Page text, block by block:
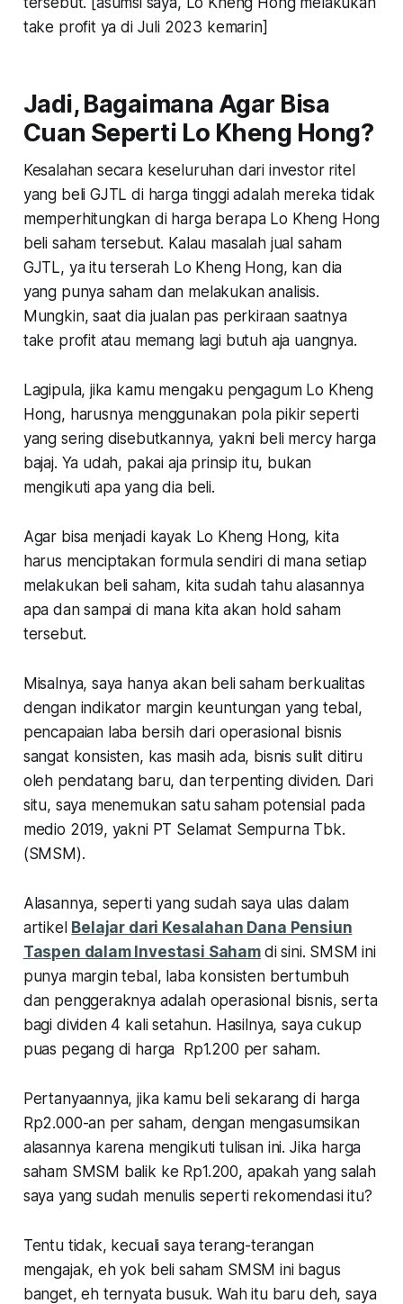
take profit ya di Juli 2023 kemarin]
Jadi, Bagaimana Agar Bisa
Cuan Seperti Lo Kheng Hong?
Kesalahan secara keseluruhan dari investor ritel
yang beli GJTL di harga tinggi adalah mereka tidak
memperhitungkan di harga berapa Lo Kheng Hong
beli saham tersebut. Kalau masalah jual saham
GJTL, ya itu terserah Lo Kheng Hong, kan dia
yang punya saham dan melakukan analisis.
Mungkin, saat dia jualan pas perkiraan saatnya
take profit atau memang lagi butuh aja uangnya.
Lagipula, jika kamu mengaku pengagum Lo Kheng
Hong, harusnya menggunakan pola pikir seperti
yang sering disebutkannya, yakni beli mercy harga
bajaj. Ya udah, pakai aja prinsip itu, bukan
mengikuti apa yang dia beli.
Agar bisa menjadi kayak Lo Kheng Hong, kita
harus menciptakan formula sendiri di mana setiap
melakukan beli saham, kita sudah tahu alasannya
apa dan sampai di mana kita akan hold saham
tersebut.
Misalnya, saya hanya akan beli saham berkualitas
dengan indikator margin keuntungan yang tebal,
pencapaian laba bersih dari operasional bisnis
sangat konsisten, kas masih ada, bisnis sulit ditiru
oleh pendatang baru, dan terpenting dividen. Dari
situ, saya menemukan satu saham potensial pada
medio 2019, yakni PT Selamat Sempurna Tbk.
(SMSM).
Alasannya, seperti yang sudah saya ulas dalam
artikel Belajar dari Kesalahan Dana Pensiun
Taspen dalam Investasi Saham di sini. SMSM ini
punya margin tebal, laba konsisten bertumbuh
dan penggeraknya adalah operasional bisnis, serta
bagi dividen 4 kali setahun. Hasilnya, saya cukup
puas pegang di harga Rp1.200 per saham.
Pertanyaannya, jika kamu beli sekarang di harga
Rp2.000-an per saham, dengan mengasumsikan
alasannya karena mengikuti tulisan ini. Jika harga
saham SMSM balik ke Rp1.200, apakah yang salah
saya yang sudah menulis seperti rekomendasi itu?
Tentu tidak, kecuali saya terang-terangan
mengajak, eh yok beli saham SMSM ini bagus
banget, eh ternyata busuk. Wah itu baru deh, saya